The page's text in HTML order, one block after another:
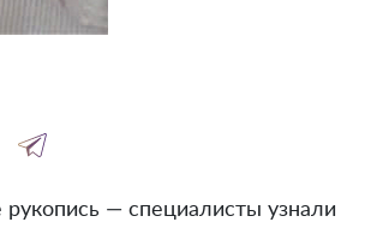
— специалисты узнали